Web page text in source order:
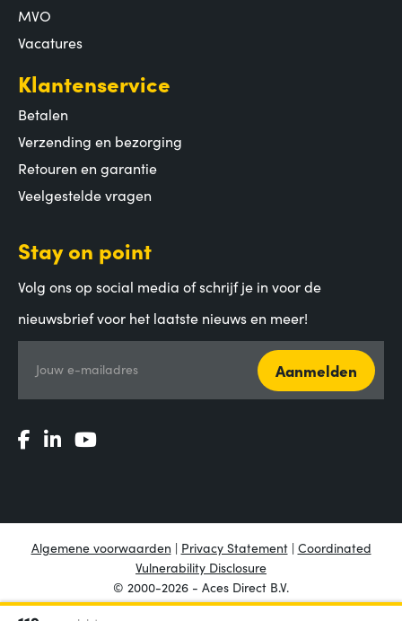
MVO
Vacatures
Klantenservice
Betalen
Verzending en bezorging
Retouren en garantie
Veelgestelde vragen
Stay on point
Volg ons op social media of schrijf je in voor de
nieuwsbrief voor het laatste nieuws en meer!
Jouw e-mailadres Aanmelden
Algemene voorwaarden | Privacy Statement| Coordinated
Vulnerability Disclosure
© 2000-2026 - Aces Direct B.V.